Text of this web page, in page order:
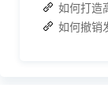
如何撤销